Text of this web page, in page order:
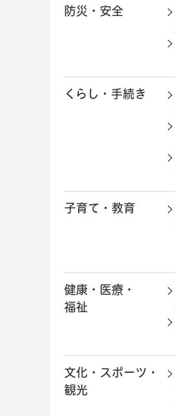
防災・安全
くらし・手続き
子育て・教育
健康・医療・
福祉
文化・スポーツ・
観光